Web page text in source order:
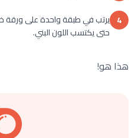
4
حتى يكتسب اللون البني.
هذا هو!